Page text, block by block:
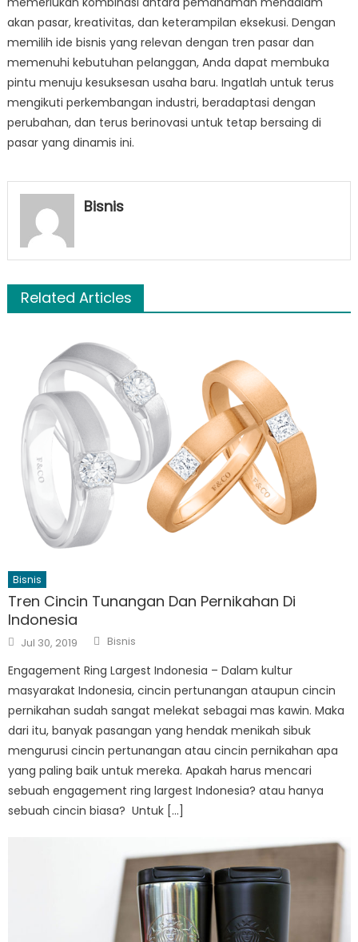
akan pasar, kreativitas, dan keterampilan eksekusi. Dengan
memilih ide bisnis yang relevan dengan tren pasar dan
memenuhi kebutuhan pelanggan, Anda dapat membuka
pintu menuju kesuksesan usaha baru. Ingatlah untuk terus
mengikuti perkembangan industri, beradaptasi dengan
perubahan, dan terus berinovasi untuk tetap bersaing di
pasar yang dinamis ini.
Bisnis
Related Articles
Bisnis
Tren Cincin Tunangan Dan Pernikahan Di
Indonesia
Posted
on
Jul 30, 2019 Author
Bisnis
Engagement Ring Largest Indonesia – Dalam kultur
masyarakat Indonesia, cincin pertunangan ataupun cincin
pernikahan sudah sangat melekat sebagai mas kawin. Maka
dari itu, banyak pasangan yang hendak menikah sibuk
mengurusi cincin pertunangan atau cincin pernikahan apa
yang paling baik untuk mereka. Apakah harus mencari
sebuah engagement ring largest Indonesia? atau hanya
sebuah cincin biasa? Untuk […]